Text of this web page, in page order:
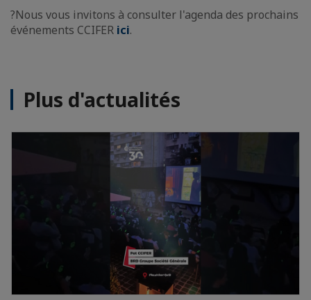
?Nous vous invitons à consulter l'agenda des prochains
événements CCIFER ici.
Plus d'actualités